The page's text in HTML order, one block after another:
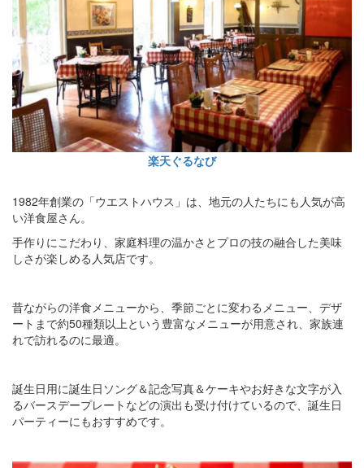
楽天ぐるなび
1982年創業の「ウエストハウス」は、地元の人たちにも人気が高
い洋食屋さん。
手作りにこだわり、家庭料理の温かさとプロの技の融合した美味
しさが楽しめる人気店です。
昔ながらの洋食メニューから、季節ごとに変わるメニュー、デザ
ートまで約50種類以上という豊富なメニューが用意され、家族連
れで訪れるのに最適。
誕生日用に誕生日ソング＆記念写真＆ケーキやお好きな文字が入
るバースデープレートなどの演出も受け付けているので、誕生日
パーティーにもおすすめです。